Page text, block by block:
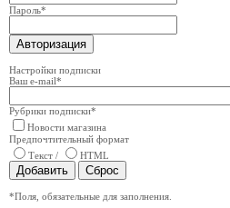
Пароль*
Настройки подписки
Ваш e-mail*
Рубрики подписки*
Новости магазина
Предпочтительный формат
Текст / HTML
*Поля, обязательные для заполнения.